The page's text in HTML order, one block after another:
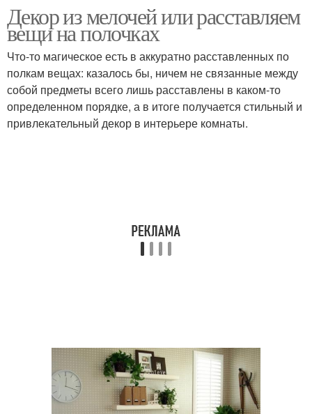
Декор из мелочей или расставляем
вещи на полочках
Что-то магическое есть в аккуратно расставленных по
полкам вещах: казалось бы, ничем не связанные между
собой предметы всего лишь расставлены в каком-то
определенном порядке, а в итоге получается стильный и
привлекательный декор в интерьере комнаты.